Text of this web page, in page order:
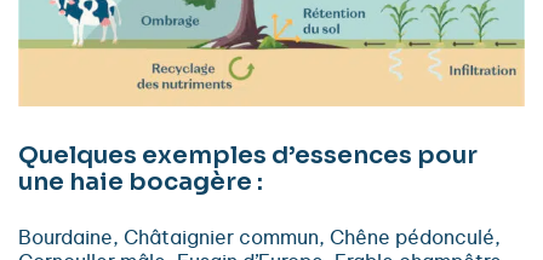
Quelques exemples d’essences pour
une haie bocagère :
Bourdaine, Châtaignier commun, Chêne pédonculé,